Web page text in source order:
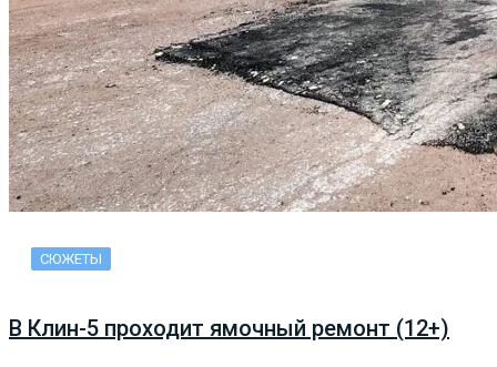
СЮЖЕТЫ
В Клин-5 проходит ямочный ремонт (12+)